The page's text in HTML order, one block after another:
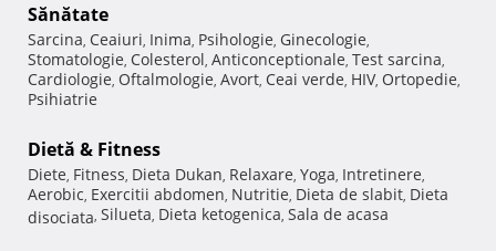
Sănătate
Sarcina, Ceaiuri, Inima, Psihologie, Ginecologie,
Stomatologie, Colesterol, Anticonceptionale, Test sarcina,
Cardiologie, Oftalmologie, Avort, Ceai verde, HIV, Ortopedie,
Psihiatrie
Dietă & Fitness
Diete, Fitness, Dieta Dukan, Relaxare, Yoga, Intretinere,
Aerobic, Exercitii abdomen, Nutritie, Dieta de slabit, Dieta
disociata, Silueta, Dieta ketogenica, Sala de acasa